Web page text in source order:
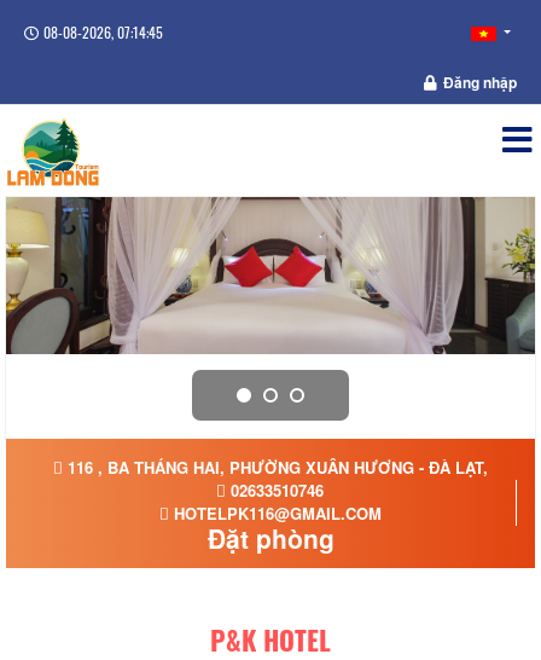
08-08-2026, 07:14:46
Đăng nhập
116 , BA THÁNG HAI, PHƯỜNG XUÂN HƯƠNG - ĐÀ LẠT,
02633510746
HOTELPK116@GMAIL.COM
Đặt phòng
P&K HOTEL